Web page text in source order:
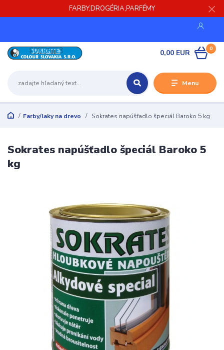
FARBY,DROGÉRIA,PARFÉMY
Menu
0
0,00 EUR
Farby/laky na drevo Sokrates napúšťadlo špeciál Baroko 5 kg
Sokrates napúšťadlo špeciál Baroko 5
kg